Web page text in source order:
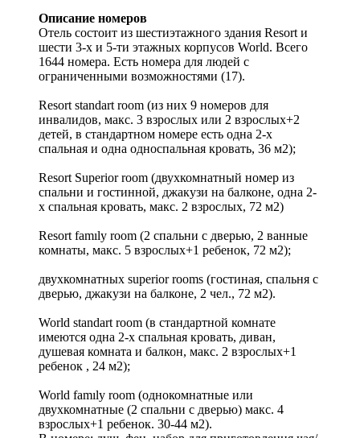
Описание номеров
Отель состоит из шестиэтажного здания Resort и
шести 3-х и 5-ти этажных корпусов World. Всего
1644 номера. Есть номера для людей с
ограниченными возможностями (17).
Resort standart room (из них 9 номеров для
инвалидов, макс. 3 взрослых или 2 взрослых+2
детей, в стандартном номере есть одна 2-х
спальная и одна односпальная кровать, 36 м2);
Resort Superior room (двухкомнатный номер из
спальни и гостинной, джакузи на балконе, одна 2-
х спальная кровать, макс. 2 взрослых, 72 м2)
Resort famıly room (2 спальни с дверью, 2 ванные
комнаты, макс. 5 взрослых+1 ребенок, 72 м2);
двухкомнатных superior rooms (гостиная, спальня с
дверью, джакузи на балконе, 2 чел., 72 м2).
World standart room (в стандартной комнате
имеются oдна 2-х спальная кровать, диван,
душевая комната и балкон, макс. 2 взрослых+1
ребенок , 24 м2);
World famıly room (однокомнатные или
двухкомнатные (2 спальни с дверью) макс. 4
взрослых+1 ребенок. 30-44 м2).